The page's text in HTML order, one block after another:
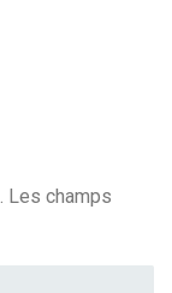
Les champs